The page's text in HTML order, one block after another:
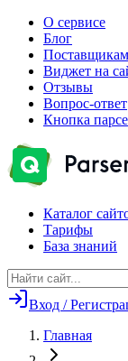
О сервисе
Блог
Поставщикам
Виджет на
Отзывы
Вопрос-ответ
Кнопка
Каталог
Тарифы
База знаний
Вход /
Главная